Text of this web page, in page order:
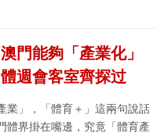
門能夠「產業化」
週會客室齊探过
業」，「體育＋」這兩句說話
體界掛在嘴邊，究竟「體育產